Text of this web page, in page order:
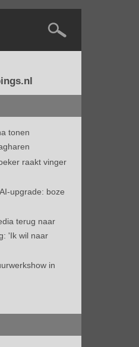
tonen
raakt vinger
upgrade: boze
terug naar
'Ik wil naar
in